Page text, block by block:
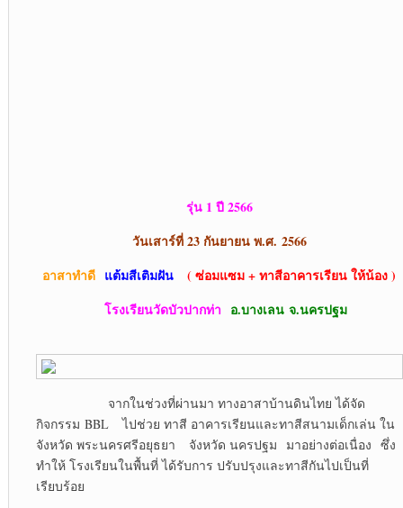
รุ่น 1 ปี 2566
วันเสาร์ที่ 23 กันยายน พ.ศ. 2566
อาสาทำดี แต้มสีเติมฝัน
( ซ่อมแซม + ทาสีอาคารเรียน ให้น้อง )
โรงเรียนวัดบัวปากท่า อ.บางเลน จ.นครปฐม
จากในช่วงที่ผ่านมา ทางอาสาบ้านดินไทย ได้จัด
กิจกรรม BBL ไปช่วย ทาสี อาคารเรียนและทาสีสนามเด็กเล่น ใน
จังหวัด พระนครศรีอยุธยา จังหวัด นครปฐม มาอย่างต่อเนื่อง ซึ่ง
ทำให้ โรงเรียนในพื้นที่ ได้รับการ ปรับปรุงและทาสีกันไปเป็นที่
เรียบร้อย